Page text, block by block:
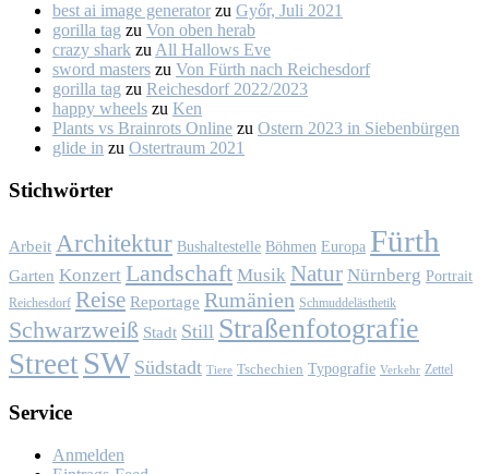
best ai image generator zu Győr, Ju­li 2021
gorilla tag zu Von oben her­ab
crazy shark zu All Hal­lows Eve
sword masters zu Von Fürth nach Rei­ches­dorf
gorilla tag zu Rei­ches­dorf 2022/2023
happy wheels zu Ken
Plants vs Brainrots Online zu Os­tern 2023 in Sie­ben­bür­gen
glide in zu Os­ter­traum 2021
Stich­wör­ter
Arbeit Architektur Bushaltestelle Böhmen Europa Fürth
Garten Konzert Landschaft Musik Natur Nürnberg Portrait
Reichesdorf Reise Reportage Rumänien Schmuddelästhetik
Schwarzweiß Stadt Still Straßenfotografie
Street SW Südstadt Tiere Tschechien Typografie Verkehr Zettel
Ser­vice
Anmelden